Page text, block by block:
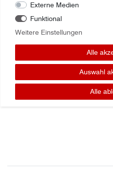
Federn-
unbekannt
Externe Medien
Funktional
Weitere Einstellungen
Alle
Auswahl
Alle